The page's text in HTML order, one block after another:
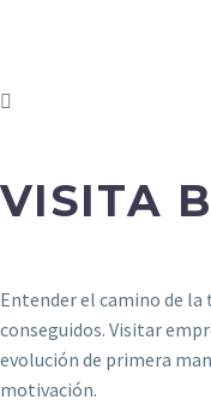
VISITA
Entender el camino de
conseguidos. Visitar
evolución de primera
motivación.